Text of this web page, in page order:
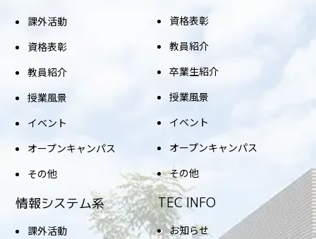
課外活動
資格表彰
教員紹介
授業風景
イベント
オープンキャンパス
その他
情報システム系
課外活動
資格表彰
教員紹介
卒業生紹介
授業風景
イベント
オープンキャンパス
その他
TEC INFO
お知らせ